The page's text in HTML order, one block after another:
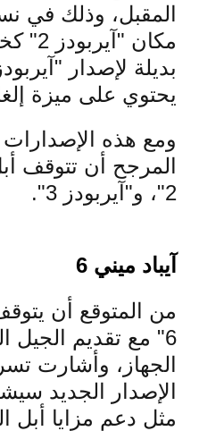
المقبل، وذلك في
مكان
يحتوي على ميزة
ومع هذه
المرجح أن تتوقف
2"، و"آيربودز 3".
آيباد ميني 6
من المتوقع أن
6" مع تقديم الجيل
الجهاز، وأشارت
الإصدار الجديد